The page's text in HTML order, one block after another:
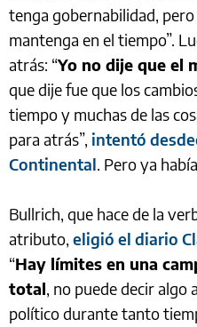
tenga gobernabilidad,
mantenga en el tiempo”.
atrás: “Yo no dije que el
que dije fue que los
tiempo y muchas de las
para atrás”, intentó
Continental. Pero ya
Bullrich, que hace de la
atributo, eligió el diario
“Hay límites en una
total, no puede decir algo
político durante tanto